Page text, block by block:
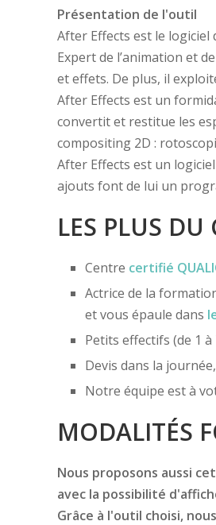
Présentation de l'outil
After Effects est le
Expert de l’animation et
et effets. De plus, il
After Effects est un
convertit et restitue les
compositing 2D :
After Effects est un
ajouts font de lui un
LES PLUS
Centre certifié
Actrice de la
et vous épaule dans
Petits effectifs (de 1
Devis dans la journée,
Notre équipe est à
MODALITÉS
Nous proposons aussi
avec la possibilité
Grâce à l'outil choisi,